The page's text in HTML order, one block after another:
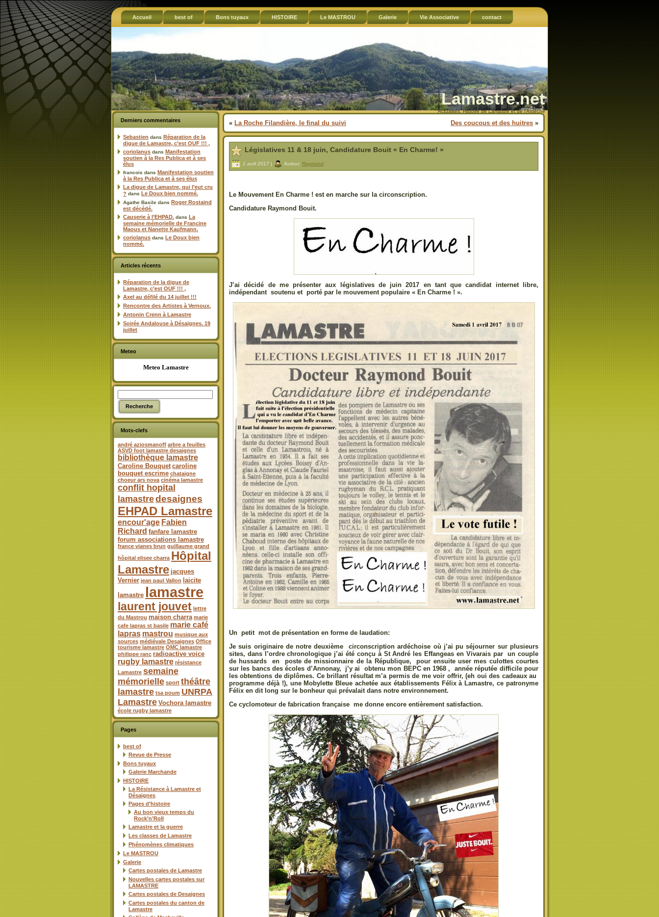
Accueil best of Bons tuyaux HISTOIRE Le MASTROU Galerie Vie Associative contact
Lamastre.net
Actualités, Histoire de Lamastre et de l'Ardèche
Derniers commentaires
Sebastien dans Réparation de la
digue de Lamastre, c’est OUF !!! ,
coriolanus dans Manifestation
soutien à la Res Publica et à ses
élus
francois dans Manifestation soutien
à la Res Publica et à ses élus
La digue de Lamastre, qui l’eut cru
? dans Le Doux bien nommé.
Agathe Basile dans Roger Rostaind
est décédé.
Causerie à l’EHPAD. dans La
semaine mémorielle de Francine
Maous et Nanette Kaufmann.
coriolanus dans Le Doux bien
nommé.
Articles récents
Réparation de la digue de
Lamastre, c’est OUF !!! ,
Axel au défilé du 14 juillet !!!
Rencontre des Artistes à Vernoux.
Antonin Crenn à Lamastre
Soirée Andalouse à Désaignes. 19
juillet
Meteo
Meteo Lamastre
Mots-clefs
andré aziosmanoff arbre a feuilles
ASVD foot lamastre desaignes
bibliothèque lamastre
Caroline Bouquet caroline
bouquet escrime chataigne
choeur ars nova cinéma lamastre
conflit hopital
lamastredesaignes
EHPAD Lamastre
encour'age Fabien
Richard fanfare lamastre
forum associations lamastre
france vianes brun guillaume grand
hôpital elisee charra Hôpital
Lamastre jacques
Vernier jean paul Vallon
laicite
lamastre lamastre
laurent jouvet lettre
du Mastrou maison charra marie
cafe lapras st basile marie café
lapras mastrou musique aux
sources médiévale Desaignes Office
tourisme lamastre OMC lamastre
philippe ranc radioactive voice
rugby lamastre résistance
Lamastre semaine
mémorielle sport théâtre
lamastre tsa poum UNRPA
Lamastre Vochora lamastre
école rugby lamastre
Pages
best of
Revue de Presse
Bons tuyaux
Galerie Marchande
HISTOIRE
La Résistance à Lamastre et
Désaignes
Pages d’histoire
Au bon vieux temps du
Rock’n’Roll
Lamastre et la guerre
Les classes de Lamastre
Phénomènes climatiques
Le MASTROU
Galerie
Cartes postales de Lamastre
Nouvelles cartes postales sur
LAMASTRE
Cartes postales de Desaignes
Cartes postales du canton de
Lamastre
« La Roche Filandière, le final du suivi Des coucous et des huitres »
Législatives 11 & 18 juin, Candidature Bouit « En Charme! »
1 avril 2017 | Auteur: Raymond
Le Mouvement En Charme ! est en marche sur la circonscription.
Candidature Raymond Bouit.
J’ai décidé de me présenter aux législatives de juin 2017 en tant que candidat internet libre,
indépendant soutenu et porté par le mouvement populaire « En Charme ! ».
Un petit mot de présentation en forme de laudation:
Je suis originaire de notre deuxième circonscription ardéchoise où j’ai pu séjourner sur plusieurs
sites, dans l’ordre chronologique j’ai été conçu à St André les Effangeas en Vivarais par un couple
de hussards en poste de missionnaire de la République, pour ensuite user mes culottes courtes
sur les bancs des écoles d’Annonay, j’y ai obtenu mon BEPC en 1968 , année réputée difficile pour
les obtentions de diplômes. Ce brillant résultat m’a permis de me voir offrir, (eh oui des cadeaux au
programme déjà !), une Mobylette Bleue achetée aux établissements Félix à Lamastre, ce patronyme
Félix en dit long sur le bonheur qui prévalait dans notre environnement.
Ce cyclomoteur de fabrication française me donne encore entièrement satisfaction.